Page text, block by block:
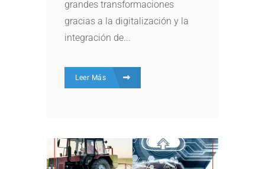
grandes transformaciones
gracias a la digitalización y la
integración de...
Leer Más